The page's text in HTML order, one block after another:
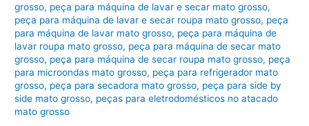
grosso, peça para máquina de lavar e secar mato grosso,
peça para máquina de lavar e secar roupa mato grosso, peça
para máquina de lavar mato grosso, peça para máquina de
lavar roupa mato grosso, peça para máquina de secar mato
grosso, peça para máquina de secar roupa mato grosso, peça
para microondas mato grosso, peça para refrigerador mato
grosso, peça para secadora mato grosso, peça para side by
side mato grosso, peças para eletrodomésticos no atacado
mato grosso